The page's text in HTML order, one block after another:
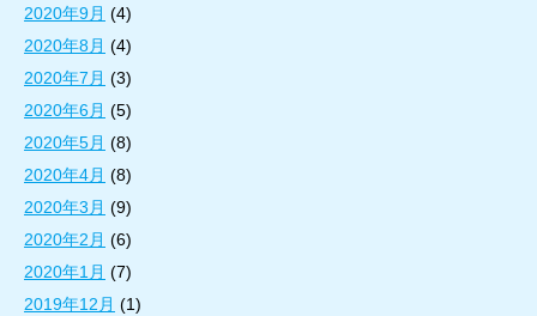
2020年9月 (4)
2020年8月 (4)
2020年7月 (3)
2020年6月 (5)
2020年5月 (8)
2020年4月 (8)
2020年3月 (9)
2020年2月 (6)
2020年1月 (7)
2019年12月 (1)